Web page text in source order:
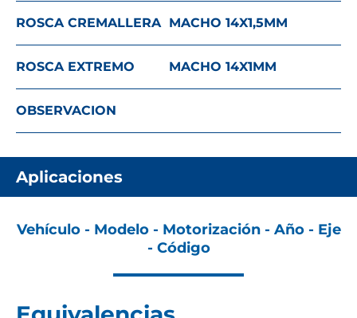
ROSCA CREMALLERA MACHO 14X1,5MM
ROSCA EXTREMO MACHO 14X1MM
OBSERVACION
Aplicaciones
Vehículo - Modelo - Motorización - Año - Eje
- Código